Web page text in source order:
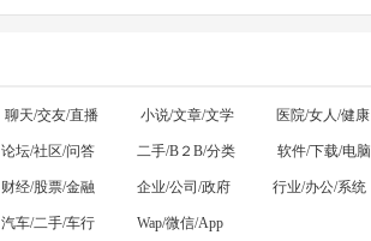
聊天/交友/直播 小说/文章/文学 医院/女人/健康
论坛/社区/问答 二手/B２B/分类 软件/下载/电脑
财经/股票/金融 企业/公司/政府 行业/办公/系统
汽车/二手/车行 Wap/微信/App